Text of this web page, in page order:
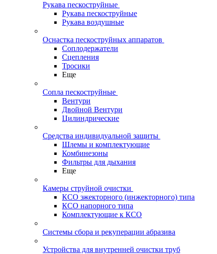
Рукава пескоструйные
Рукава пескоструйные
Рукава воздушные
Оснастка пескоструйных аппаратов
Соплодержатели
Сцепления
Тросики
Еще
Сопла пескоструйные
Вентури
Двойной Вентури
Цилиндрические
Средства индивидуальной защиты
Шлемы и комплектующие
Комбинезоны
Фильтры для дыхания
Еще
Камеры струйной очистки
КСО эжекторного (инжекторного) типа
КСО напорного типа
Комплектующие к КСО
Системы сбора и рекуперации абразива
Устройства для внутренней очистки труб